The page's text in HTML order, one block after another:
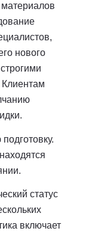
нового
статус
включает